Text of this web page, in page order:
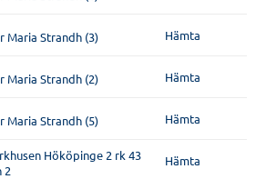
Maria Strandh (3) Hämta
Maria Strandh (2) Hämta
Maria Strandh (5) Hämta
Hököpinge 2 rk 43
2
Hämta